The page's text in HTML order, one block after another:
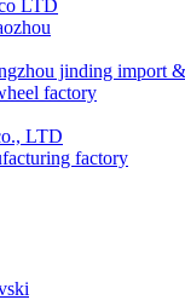
LTD
jinding import
factory
LTD
factory